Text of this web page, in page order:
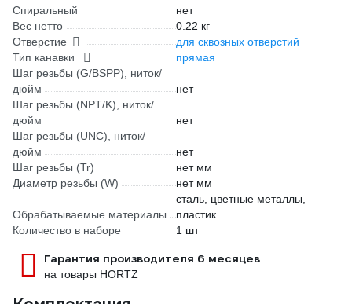
Спиральный
нет
Вес нетто
0.22 кг
Отверстие
для сквозных отверстий
Тип канавки
прямая
Шаг резьбы (G/BSPP), ниток/
дюйм
нет
Шаг резьбы (NPT/K), ниток/
дюйм
нет
Шаг резьбы (UNC), ниток/
дюйм
нет
Шаг резьбы (Tr)
нет мм
Диаметр резьбы (W)
нет мм
Обрабатываемые материалы
сталь, цветные металлы,
пластик
Количество в наборе
1 шт
Гарантия производителя 6 месяцев
на товары HORTZ